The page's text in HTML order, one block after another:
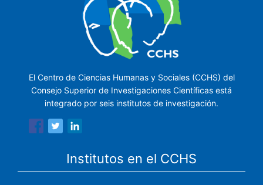
El Centro de Ciencias Humanas y Sociales (CCHS) del
Consejo Superior de Investigaciones Científicas está
integrado por seis institutos de investigación.
Institutos en el CCHS